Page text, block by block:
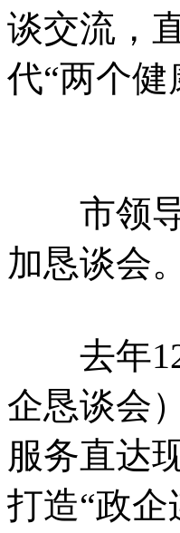
谈交流，
代“两个
市领导
加恳谈会。
去年12
企恳谈会
服务直达
打造“政